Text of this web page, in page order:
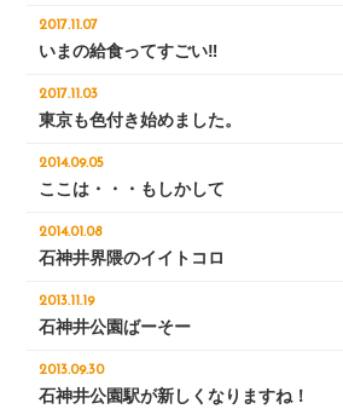
2017.11.07
いまの給食ってすごい‼︎
2017.11.03
東京も色付き始めました。
2014.09.05
ここは・・・もしかして
2014.01.08
石神井界隈のイイトコロ
2013.11.19
石神井公園ばーそー
2013.09.30
石神井公園駅が新しくなりますね！